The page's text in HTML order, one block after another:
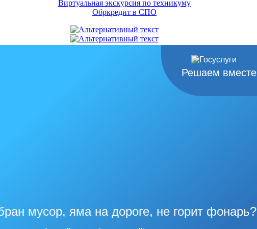
Виртуальная экскурсия по техникуму
Обркредит в СПО
Решаем вместе
мусор, яма на дороге, не горит фонарь?